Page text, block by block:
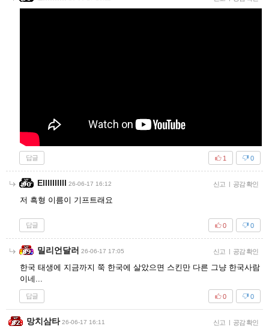
답글 0
1
Ellllllllll 26-06-17 16:12 신고 | 공감 확인
저 흑형 이름이 기프트래요
답글 0
0
밀리언달러 26-06-17 17:05 신고 | 공감 확인
한국 태생에 지금까지 쭉 한국에 살았으면 스킨만 다른 그냥 한국사람
이네...
답글 0
0
망치삼타 26-06-17 16:11 신고 | 공감 확인